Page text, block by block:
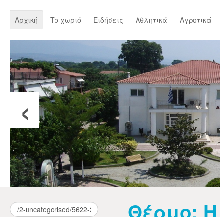
Αρχική Το χωριό Ειδήσεις Αθλητικά Αγροτικά
‹
Θέρμο: Η